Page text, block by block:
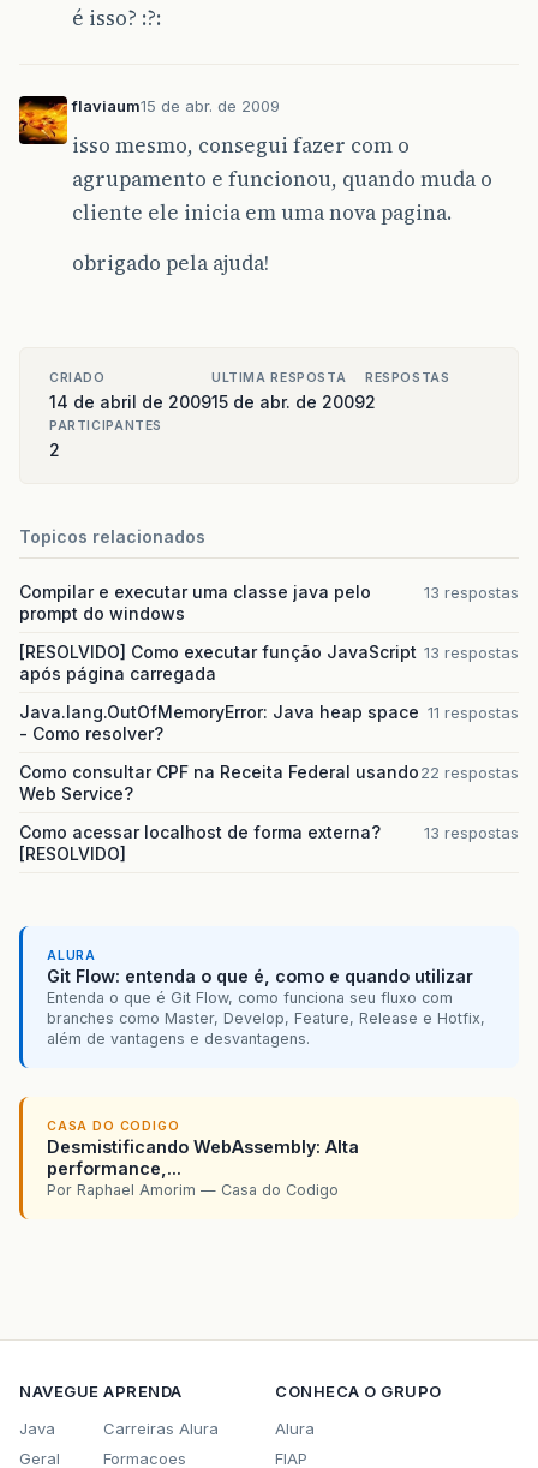
é isso? :?:
flaviaum15 de abr. de 2009
isso mesmo, consegui fazer com o
agrupamento e funcionou, quando muda o
cliente ele inicia em uma nova pagina.
obrigado pela ajuda!
CRIADO
14 de abril de 2009
ULTIMA RESPOSTA
15 de abr. de 2009
RESPOSTAS
2
PARTICIPANTES
2
Topicos relacionados
Compilar e executar uma classe java pelo
prompt do windows
13 respostas
[RESOLVIDO] Como executar função JavaScript
após página carregada
13 respostas
Java.lang.OutOfMemoryError: Java heap space
- Como resolver?
11 respostas
Como consultar CPF na Receita Federal usando
Web Service?
22 respostas
Como acessar localhost de forma externa?
[RESOLVIDO]
13 respostas
ALURA
Git Flow: entenda o que é, como e quando utilizar
Entenda o que é Git Flow, como funciona seu fluxo com
branches como Master, Develop, Feature, Release e Hotfix,
além de vantagens e desvantagens.
CASA DO CODIGO
Desmistificando WebAssembly: Alta
performance,...
Por Raphael Amorim — Casa do Codigo
NAVEGUE
Java
Geral
APRENDA
Carreiras Alura
Formacoes
CONHECA O GRUPO
Alura
FIAP